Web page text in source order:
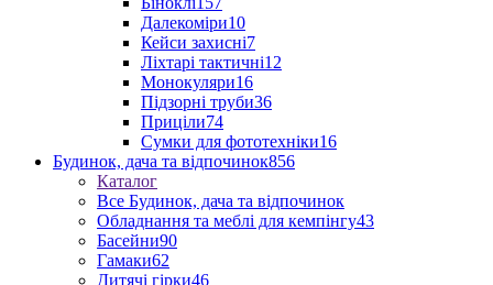
Далекоміри10
Кейси захисні7
Ліхтарі тактичні12
Монокуляри16
Підзорні труби36
Приціли74
Сумки для фототехніки16
Будинок, дача та відпочинок856
Каталог
Все Будинок, дача та відпочинок
Обладнання та меблі для кемпінгу43
Басейни90
Гамаки62
Дитячі гірки46